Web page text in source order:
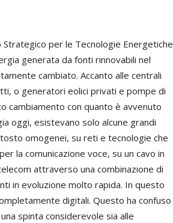
per le Tecnologie Energetiche
generata da fonti rinnovabili nel
cambiato. Accanto alle centrali
o generatori eolici privati e pompe di
cambiamento con quanto è avvenuto
oggi, esistevano solo alcune grandi
omogenei, su reti e tecnologie che
la comunicazione voce, su un cavo in
attraverso una combinazione di
in evoluzione molto rapida. In questo
digitali. Questo ha confuso
spinta considerevole sia alle